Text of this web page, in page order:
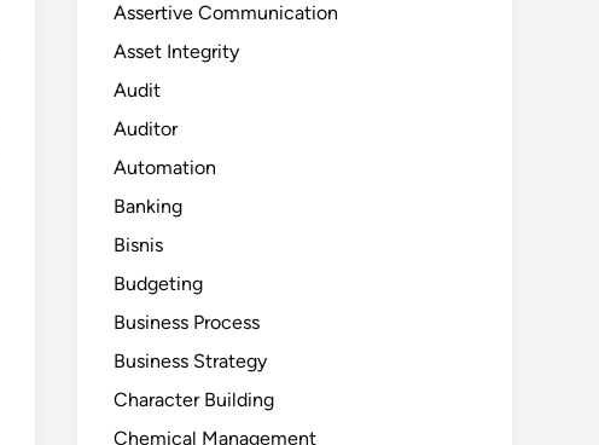
Assertive Communication
Asset Integrity
Audit
Auditor
Automation
Banking
Bisnis
Budgeting
Business Process
Business Strategy
Character Building
Chemical Management